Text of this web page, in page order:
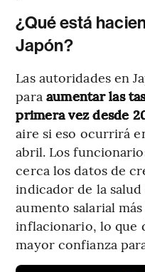
¿Qué está
Japón?
Las autoridades en
para aumentar las
primera vez desde
aire si eso ocurrirá
abril. Los
cerca los datos de
indicador de la
aumento salarial
inflacionario, lo que
mayor confianza